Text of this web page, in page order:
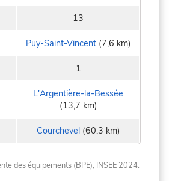
13
Puy-Saint-Vincent(7,6 km)
1
L'Argentière-la-Bessée
(13,7 km)
Courchevel(60,3 km)
des équipements (BPE), INSEE 2024.